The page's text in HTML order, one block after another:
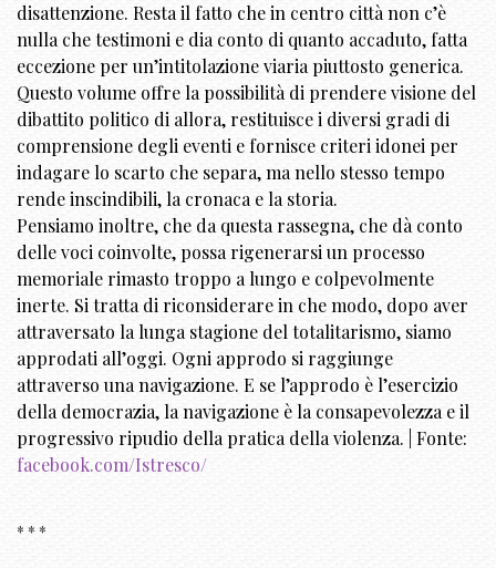
disattenzione. Resta il fatto che in centro città non c’è
nulla che testimoni e dia conto di quanto accaduto, fatta
eccezione per un’intitolazione viaria piuttosto generica.
Questo volume offre la possibilità di prendere visione del
dibattito politico di allora, restituisce i diversi gradi di
comprensione degli eventi e fornisce criteri idonei per
indagare lo scarto che separa, ma nello stesso tempo
rende inscindibili, la cronaca e la storia.
Pensiamo inoltre, che da questa rassegna, che dà conto
delle voci coinvolte, possa rigenerarsi un processo
memoriale rimasto troppo a lungo e colpevolmente
inerte. Si tratta di riconsiderare in che modo, dopo aver
attraversato la lunga stagione del totalitarismo, siamo
approdati all’oggi. Ogni approdo si raggiunge
attraverso una navigazione. E se l’approdo è l’esercizio
della democrazia, la navigazione è la consapevolezza e il
progressivo ripudio della pratica della violenza. | Fonte:
facebook.com/Istresco/
* * *